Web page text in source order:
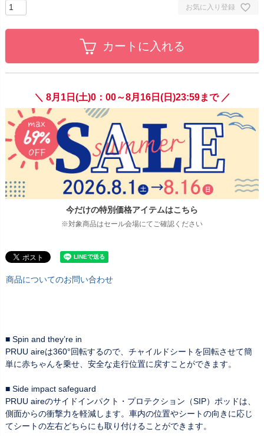
お気に入り登録
カートに入れる
＼ 8月1日(土)0：00～8月16日(日)23:59まで ／
今だけの特別価格アイテムはこちら
※対象商品はセール会場にてご確認ください
商品についてのお問い合わせ
■ Spin and they’re in
PRUU aireは360°回転するので、チャイルドシートを回転させて簡
単に赤ちゃんを乗せ、安全な走行位置に戻すことができます。
■ Side impact safeguard
PRUU aireのサイドインパクト・プロテクション（SIP）ポッドは、
側面からの衝撃力を軽減します。車内の位置やシートの向きに応じ
てシートの左右どちらにも取り付けることができます。